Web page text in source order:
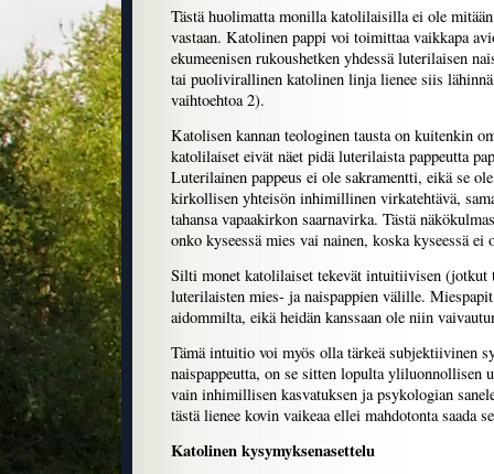
Tästä huolimatta monilla katolilaisilla ei ole
vastaan. Katolinen pappi voi toimittaa vaikkapa
ekumeenisen rukoushetken yhdessä luterilaisen
tai puolivirallinen katolinen linja lienee siis
vaihtoehtoa 2).
Katolisen kannan teologinen tausta on kuitenkin
katolilaiset eivät näet pidä luterilaista pappeutta
Luterilainen pappeus ei ole sakramentti, eikä se
kirkollisen yhteisön inhimillinen virkatehtävä,
tahansa vapaakirkon saarnavirka. Tästä
onko kyseessä mies vai nainen, koska kyseessä ei
Silti monet katolilaiset tekevät intuitiivisen (jotkut
luterilaisten mies- ja naispappien välille.
aidommilta, eikä heidän kanssaan ole niin
Tämä intuitio voi myös olla tärkeä subjektiivinen
naispappeutta, on se sitten lopulta yliluonnollisen
vain inhimillisen kasvatuksen ja psykologian
tästä lienee kovin vaikeaa ellei mahdotonta saada
Katolinen kysymyksenasettelu